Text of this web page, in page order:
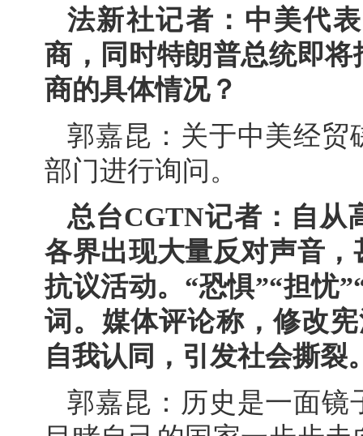
法新社记者：中美代
商，同时特朗普总统即
商的具体情况？
郭嘉昆：关于中美经贸
部门进行询问。
总台CGTN记者：自从
各界出现大量反对声音
抗议活动。“恐惧”“担忧
词。媒体评论称，修改
自我认同，引发社会撕裂
郭嘉昆：历史是一面镜